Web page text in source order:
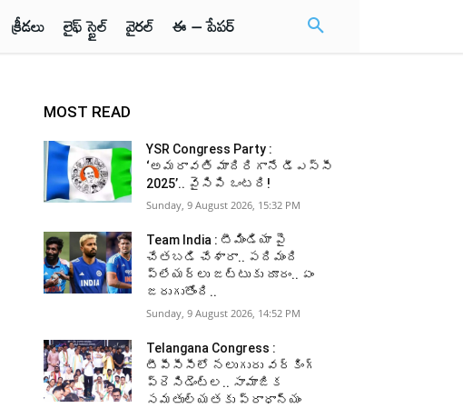
క్రీడలు లైఫ్ స్టైల్ వైరల్ ఈ – పేపర్
MOST READ
YSR Congress Party :
‘అమరావతి మాదిరిగానే డీఎస్సీ
2025’.. వైసిపి ఒంటరి!
Sunday, 9 August 2026, 15:32 PM
Team India : టీమిండియా పై
చేతబడి చేశారా.. పదిమంది
ప్లేయర్లు జట్టుకు దూరం.. ఏం
జరుగుతోంది..
Sunday, 9 August 2026, 14:52 PM
Telangana Congress :
టీపీసీసీలో నలుగురు వర్కింగ్‌
ప్రెసిడెంట్ల.. సామాజిక
సమతుల్యతకు ప్రాధాన్యం